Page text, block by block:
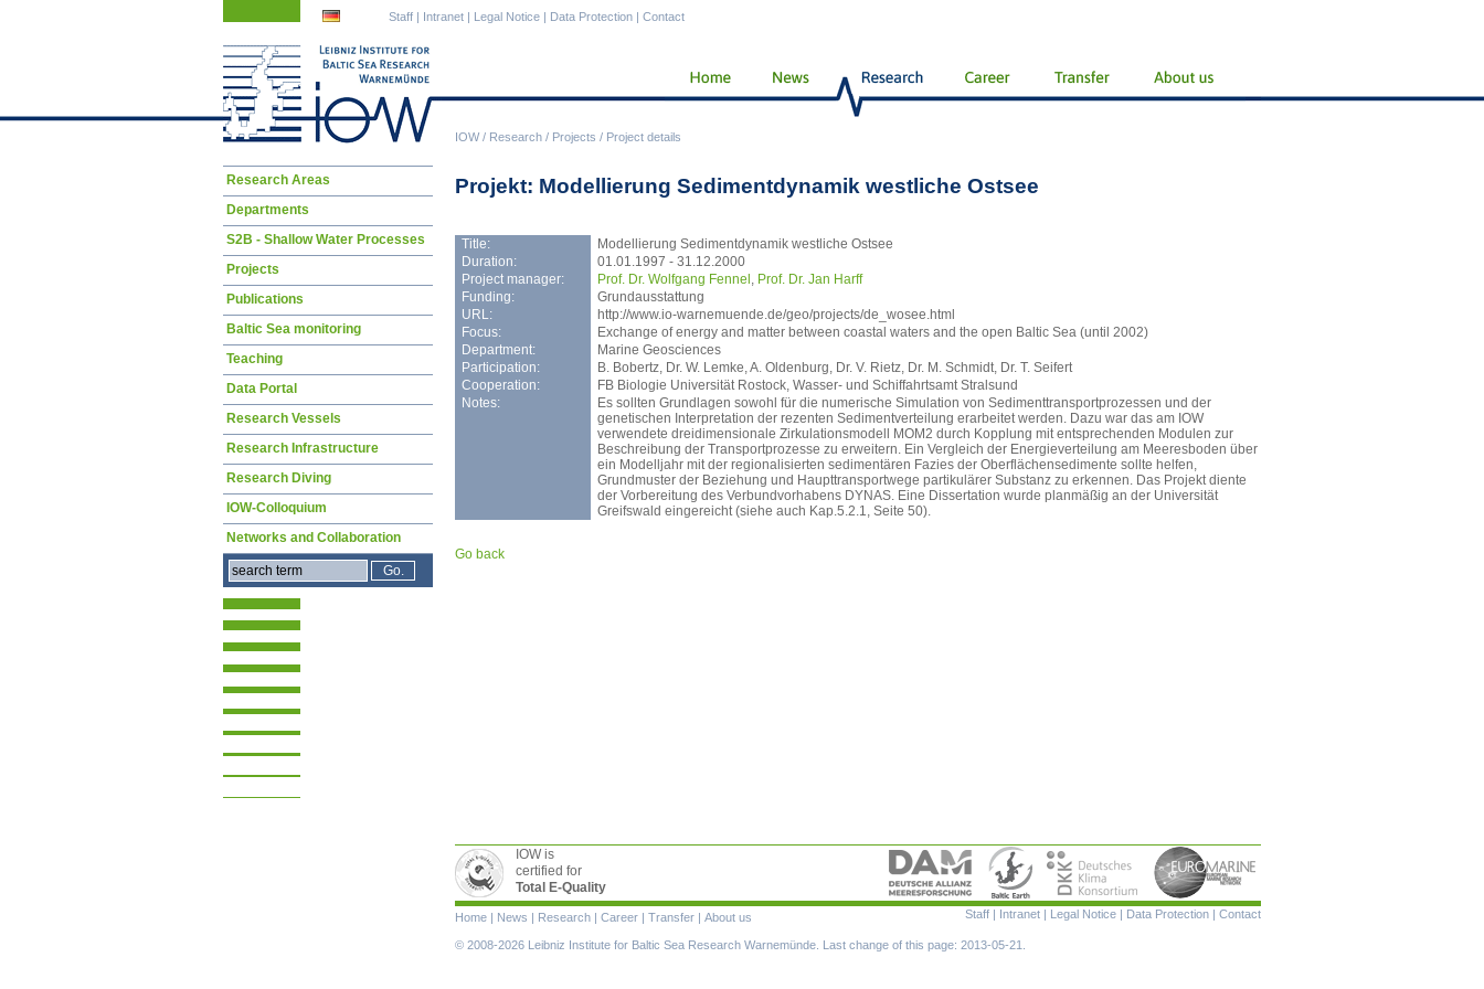
IOW/ Research / Projects / Project details
Staff | Intranet | Legal Notice | Data Protection | Contact
Projekt: Modellierung Sedimentdynamik westliche Ostsee
Title:
Modellierung Sedimentdynamik westliche Ostsee
Duration:
01.01.1997 - 31.12.2000
Project manager:
Prof. Dr. Wolfgang Fennel Prof. Dr. Jan Harff
Funding:
Grundausstattung
URL:
http://www.io-warnemuende.de/geo/projects/de_wosee.html
Focus:
Exchange of energy and matter between coastal waters and the open Baltic Sea (until 2002)
Department:
Marine Geosciences
Participation:
B. Bobertz, Dr. W. Lemke, A. Oldenburg, Dr. V. Rietz, Dr. M. Schmidt, Dr. T. Seifert
Cooperation:
FB Biologie Universität Rostock, Wasser- und Schiffahrtsamt Stralsund
Notes:
Es sollten Grundlagen sowohl für die numerische Simulation von Sedimenttransportprozessen und der
genetischen Interpretation der rezenten Sedimentverteilung erarbeitet werden. Dazu war das am IOW
verwendete dreidimensionale Zirkulationsmodell MOM2 durch Kopplung mit entsprechenden Modulen zur
Beschreibung der Transportprozesse zu erweitern. Ein Vergleich der Energieverteilung am Meeresboden über
ein Modelljahr mit der regionalisierten sedimentären Fazies der Oberflächensedimente sollte helfen,
Grundmuster der Beziehung und Haupttransportwege partikulärer Substanz zu erkennen. Das Projekt diente
der Vorbereitung des Verbundvorhabens DYNAS. Eine Dissertation wurde planmäßig an der Universität
Greifswald eingereicht (siehe auch Kap.5.2.1, Seite 50).
Go back
Skip
Research Areas
Departments
S2B - Shallow Water Processes
Projects
Publications
Baltic Sea monitoring
Teaching
Data Portal
Research Vessels
Research Infrastructure
Research Diving
IOW-Colloquium
Networks and Collaboration
IOW is
certified for
Total E-Quality
Skip
Staff | Intranet | Legal Notice | Data Protection | Contact
Skip
navigation
Home | News | Research | Career | Transfer | About us
© 2008-2026 Leibniz Institute for Baltic Sea Research Warnemünde. Last change of this page: 2013-05-21.